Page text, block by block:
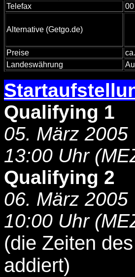
Telefax
Alternative (Getgo.de)
Preise
Landeswährung
Qualifying 1
05. März 2005
13:00 Uhr
Qualifying 2
06. März 2005
10:00 Uhr
(die Zeiten
addiert)